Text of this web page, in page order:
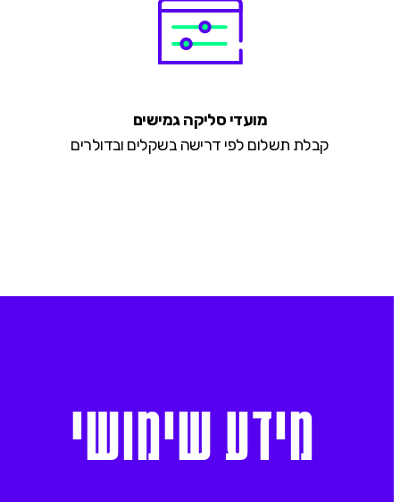
מועדי סליקה גמישים
קבלת תשלום לפי דרישה בשקלים ובדולרים
מידעשימושי